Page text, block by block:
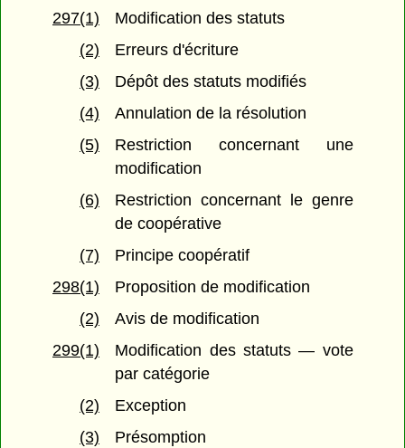
297(1)
Modification des statuts
(2)
Erreurs d'écriture
(3)
Dépôt des statuts modifiés
(4)
Annulation de la résolution
(5)
Restriction concernant une
modification
(6)
Restriction concernant le genre
de coopérative
(7)
Principe coopératif
298(1)
Proposition de modification
(2)
Avis de modification
299(1)
Modification des statuts — vote
par catégorie
(2)
Exception
(3)
Présomption